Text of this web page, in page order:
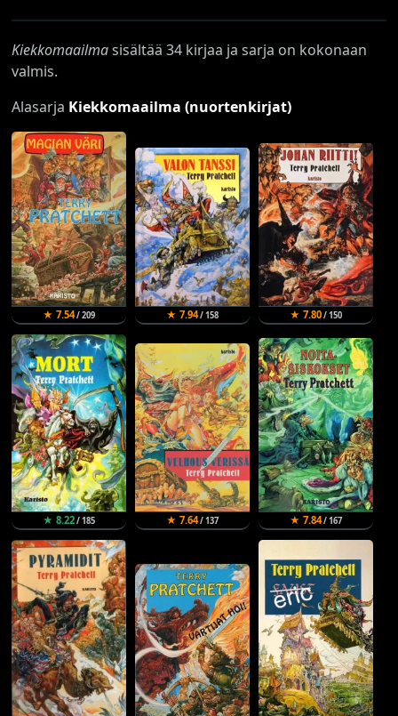
Kiekkomaailmasisältää 34 kirjaa ja sarja on kokonaan
valmis.
Alasarja Kiekkomaailma (nuortenkirjat)
★ 7.54/ 209 ★ 7.94/ 158 ★ 7.80/ 150
★ 8.22/ 185 ★ 7.64/ 137 ★ 7.84/ 167